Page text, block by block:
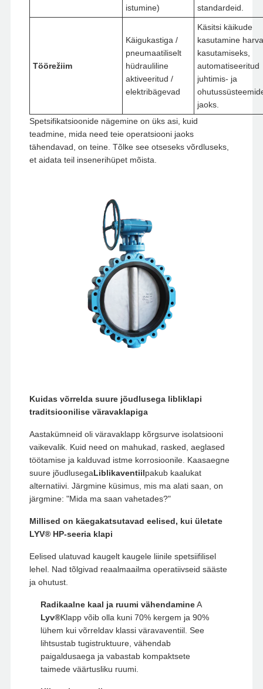
istumine)
standardeid.
Töörežiim
Käigukastiga /
pneumaatiliselt
hüdrauliline
aktiveeritud /
elektribägevad
Käsitsi käikude
kasutamine harva
kasutamiseks,
automatiseeritud
juhtimis- ja
jaoks.
Spetsifikatsioonide nägemine on üks asi, kuid
teadmine, mida need teie operatsiooni jaoks
tähendavad, on teine. Tõlke see otseseks võrdluseks,
et aidata teil insenerihüpet mõista.
Kuidas võrrelda suure jõudlusega libliklapi
traditsioonilise väravaklapiga
Aastakümneid oli väravaklapp kõrgsurve isolatsiooni
vaikevalik. Kuid need on mahukad, rasked, aeglased
töötamise ja kalduvad istme korrosioonile. Kaasaegne
suure jõudlusegaLiblikaventiilpakub kaalukat
alternatiivi. Järgmine küsimus, mis ma alati saan, on
järgmine: "Mida ma saan vahetades?"
Millised on käegakatsutavad eelised, kui ületate
LYV® HP-seeria klapi
Eelised ulatuvad kaugelt kaugele liinile spetsiifilisel
lehel. Nad tõlgivad reaalmaailma operatiivseid sääste
ja ohutust.
Radikaalne kaal ja ruumi vähendamineA
Lyv®Klapp võib olla kuni 70% kergem ja 90%
lühem kui võrreldav klassi väravaventiil. See
lihtsustab tugistruktuure, vähendab
paigaldusaega ja vabastab kompaktsete
taimede väärtusliku ruumi.